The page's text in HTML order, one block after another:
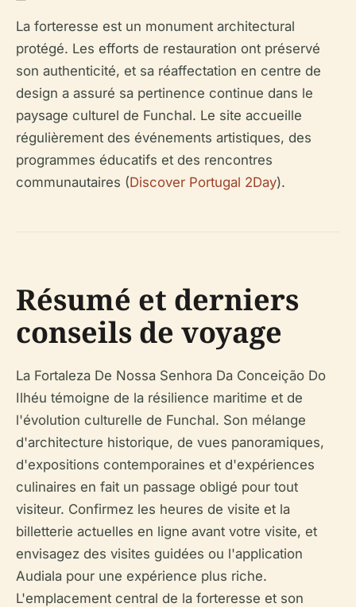
La forteresse est un monument architectural
protégé. Les efforts de restauration ont préservé
son authenticité, et sa réaffectation en centre de
design a assuré sa pertinence continue dans le
paysage culturel de Funchal. Le site accueille
régulièrement des événements artistiques, des
programmes éducatifs et des rencontres
communautaires (Discover Portugal 2Day).
Résumé et derniers
conseils de voyage
La Fortaleza De Nossa Senhora Da Conceição Do
Ilhéu témoigne de la résilience maritime et de
l'évolution culturelle de Funchal. Son mélange
d'architecture historique, de vues panoramiques,
d'expositions contemporaines et d'expériences
culinaires en fait un passage obligé pour tout
visiteur. Confirmez les heures de visite et la
billetterie actuelles en ligne avant votre visite, et
envisagez des visites guidées ou l'application
Audiala pour une expérience plus riche.
L'emplacement central de la forteresse et son